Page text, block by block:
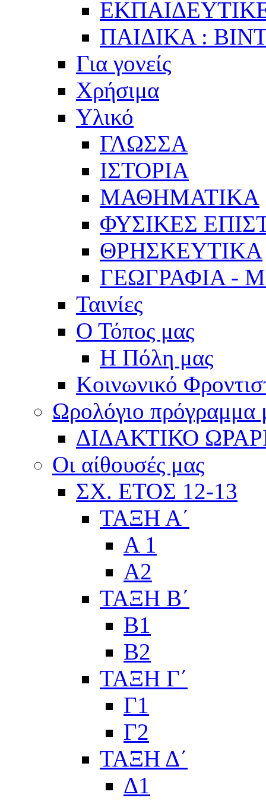
ΠΑΙΔΙΚΑ :
Για γονείς
Χρήσιμα
Υλικό
ΓΛΩΣΣΑ
ΙΣΤΟΡΙΑ
ΜΑΘΗΜΑΤΙΚΑ
ΦΥΣΙΚΕΣ
ΘΡΗΣΚΕΥΤΙΚΑ
ΓΕΩΓΡΑΦΙΑ -
Ταινίες
Ο Τόπος μας
Η Πόλη μας
Κοινωνικό
Ωρολόγιο πρόγραμμα
ΔΙΔΑΚΤΙΚΟ
Οι αίθουσές μας
ΣΧ. ΕΤΟΣ 12-13
ΤΑΞΗ Α΄
Α 1
Α2
ΤΑΞΗ Β΄
Β1
Β2
ΤΑΞΗ Γ΄
Γ1
Γ2
ΤΑΞΗ Δ΄
Δ1